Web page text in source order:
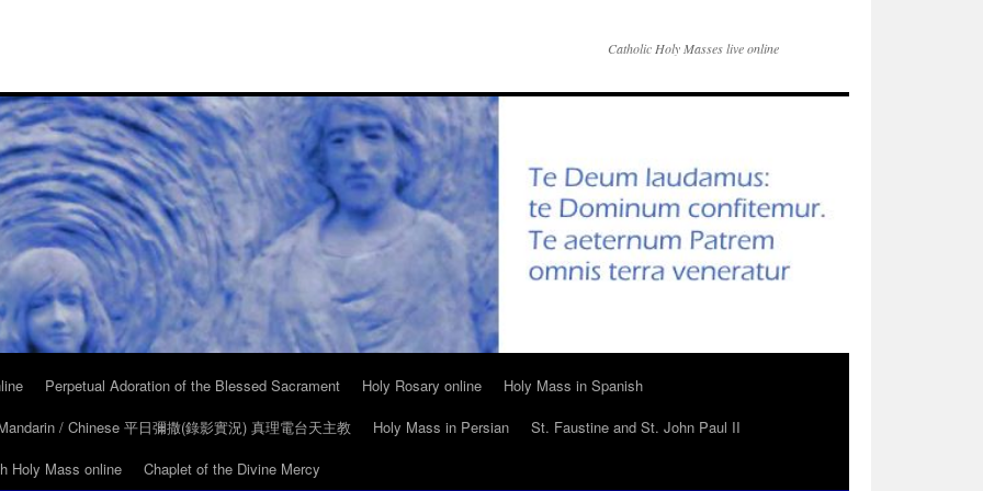
Catholic Holy Masses live online
Perpetual Adoration of the Blessed Sacrament Holy Rosary online
Holy Mass in Spanish
/ Chinese 平日彌撒(錄影實況) 真理電台天主教 Holy Mass in Persian
St. Faustine and St. John Paul II
Holy Mass online Chaplet of the Divine Mercy